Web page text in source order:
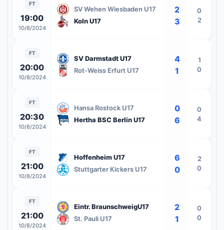
FT
19:00
10/8/2024
SV Wehen Wiesbaden U17
Koln U17
2
3
0
2
FT
20:00
10/8/2024
SV Darmstadt U17
Rot-Weiss Erfurt U17
4
1
1
0
FT
20:30
10/8/2024
Hansa Rostock U17
Hertha BSC Berlin U17
0
6
0
4
FT
21:00
10/8/2024
Hoffenheim U17
Stuttgarter Kickers U17
6
0
2
0
FT
21:00
10/8/2024
Eintr. BraunschweigU17
St. Pauli U17
2
1
0
0